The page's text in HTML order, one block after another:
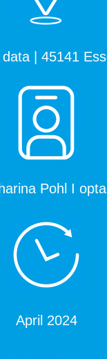
| 45141
Pohl I
April 2024